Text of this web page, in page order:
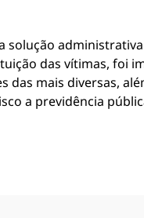
das vítimas, foi
mais diversas,
a previdência